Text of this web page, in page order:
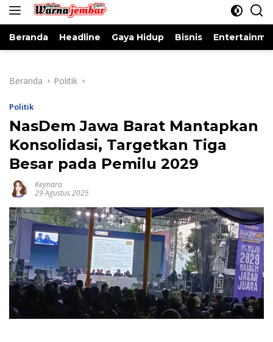
konten
Beranda Headline Gaya Hidup Bisnis
Beranda Politik
Politik
NasDem Jawa Barat Mantapkan
Konsolidasi, Targetkan Tiga
Besar pada Pemilu 2029
Keynara
29 Agustus 2025